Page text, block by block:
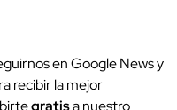
en Google News y
recibir la mejor